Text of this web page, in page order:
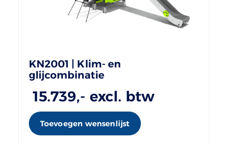
KN2001 | Klim- en
glijcombinatie
15.739,- excl. btw
Toevoegen wensenlijst